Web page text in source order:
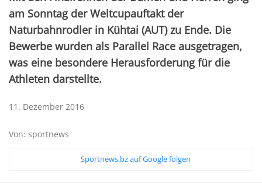
am Sonntag der Weltcupauftakt der
Naturbahnrodler in Kühtai (AUT) zu Ende. Die
Bewerbe wurden als Parallel Race ausgetragen,
was eine besondere Herausforderung für die
Athleten darstellte.
11. Dezember 2016
Von: sportnews
Sportnews.bz auf Google folgen